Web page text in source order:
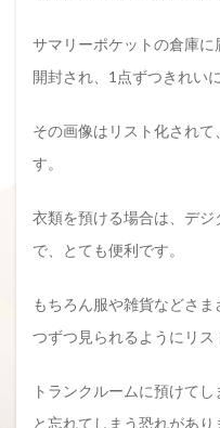
サマリーポケットの倉庫
開封され、1点ずつきれい
その画像はリスト化され
す。
衣類を預ける場合は、デ
で、とても便利です。
もちろん服や雑貨などさ
つずつ見られるようにリス
トランクルームに預けて
と忘れてしまう恐れがあり